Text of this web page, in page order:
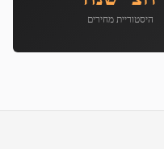
היסטוריית מחירים